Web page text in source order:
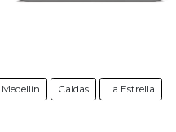
Medellin Caldas La Estrella